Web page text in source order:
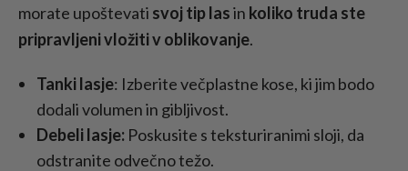
morate upoštevati svoj tip lasin koliko truda ste
pripravljeni vložiti v oblikovanje.
Tanki lasje: Izberite večplastne kose, ki jim bodo
dodali volumen in gibljivost.
Debeli lasje: Poskusite s teksturiranimi sloji, da
odstranite odvečno težo.